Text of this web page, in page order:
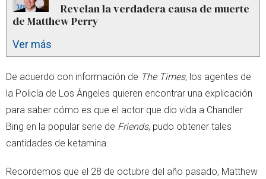
Revelan la verdadera causa de muerte
de Matthew Perry
Ver más
De acuerdo con información de The Times, los agentes de
la Policía de Los Ángeles quieren encontrar una explicación
para saber cómo es que el actor que dio vida a Chandler
Bing en la popular serie de Friends, pudo obtener tales
cantidades de ketamina.
Recordemos que el 28 de octubre del año pasado, Matthew